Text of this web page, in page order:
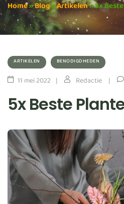
Home»Blog»Artikelen»5x
ARTIKELEN BENODIGDHEDEN
11 mei 2022 Redactie
5x Beste